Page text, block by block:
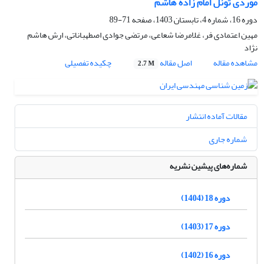
دوره 16، شماره 4، تابستان 1403، صفحه
71-89
مهین اعتمادی فر، غلامرضا شعاعی، مرتضی جوادی اصطهباناتی، ارش هاشم
نژاد
مشاهده مقاله
اصل مقاله 2.7 M چکیده تفصیلی
مقالات آماده انتشار
شماره جاری
شماره‌های پیشین نشریه
دوره 18 (1404)
دوره 17 (1403)
دوره 16 (1402)